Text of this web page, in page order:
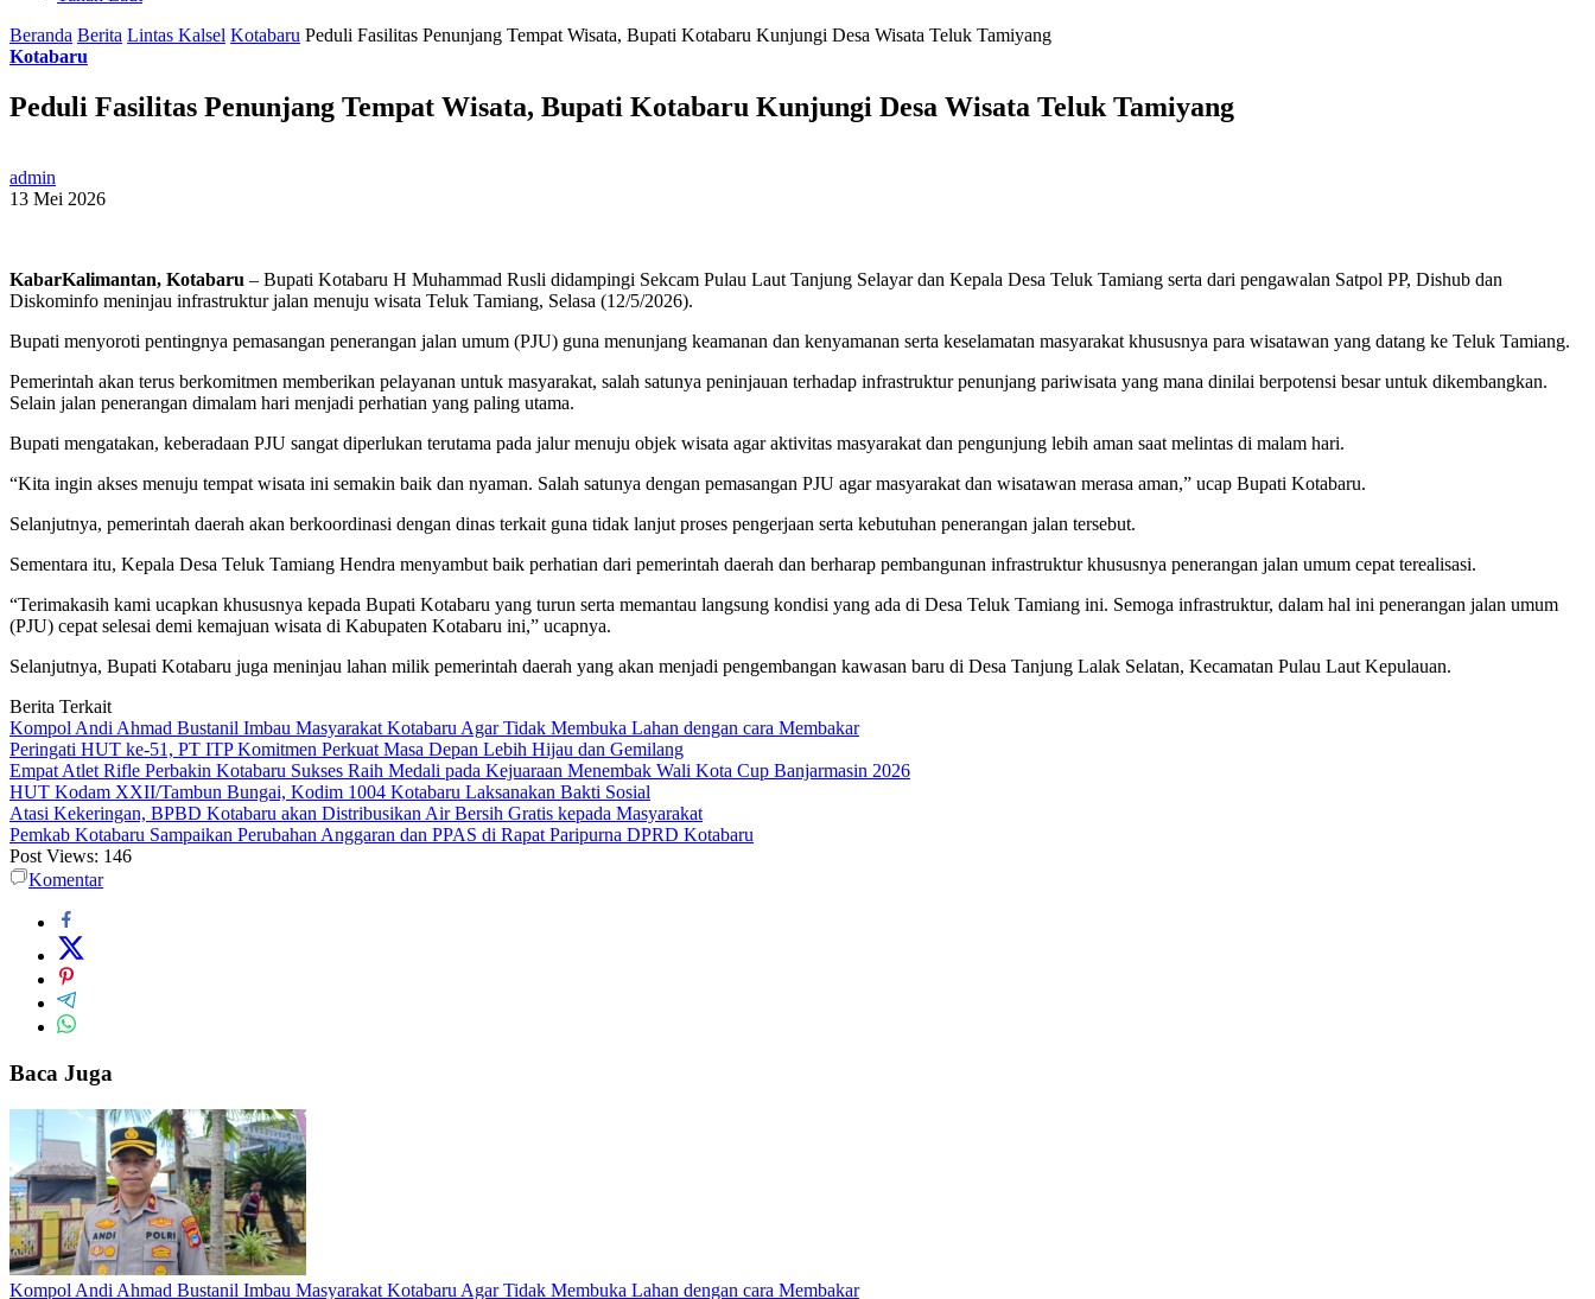
Beranda Berita Lintas Kalsel Kotabaru Peduli Fasilitas Penunjang Tempat Wisata, Bupati Kotabaru Kunjungi Desa Wisata Teluk Tamiyang
Kotabaru
Peduli Fasilitas Penunjang Tempat Wisata, Bupati Kotabaru Kunjungi Desa Wisata Teluk Tamiyang
admin
13 Mei 2026
KabarKalimantan, Kotabaru – Bupati Kotabaru H Muhammad Rusli didampingi Sekcam Pulau Laut Tanjung Selayar dan Kepala Desa Teluk Tamiang serta dari pengawalan Satpol PP, Dishub dan
Diskominfo meninjau infrastruktur jalan menuju wisata Teluk Tamiang, Selasa (12/5/2026).
Bupati menyoroti pentingnya pemasangan penerangan jalan umum (PJU) guna menunjang keamanan dan kenyamanan serta keselamatan masyarakat khususnya para wisatawan yang datang ke Teluk Tamiang.
Pemerintah akan terus berkomitmen memberikan pelayanan untuk masyarakat, salah satunya peninjauan terhadap infrastruktur penunjang pariwisata yang mana dinilai berpotensi besar untuk dikembangkan.
Selain jalan penerangan dimalam hari menjadi perhatian yang paling utama.
Bupati mengatakan, keberadaan PJU sangat diperlukan terutama pada jalur menuju objek wisata agar aktivitas masyarakat dan pengunjung lebih aman saat melintas di malam hari.
“Kita ingin akses menuju tempat wisata ini semakin baik dan nyaman. Salah satunya dengan pemasangan PJU agar masyarakat dan wisatawan merasa aman,” ucap Bupati Kotabaru.
Selanjutnya, pemerintah daerah akan berkoordinasi dengan dinas terkait guna tidak lanjut proses pengerjaan serta kebutuhan penerangan jalan tersebut.
Sementara itu, Kepala Desa Teluk Tamiang Hendra menyambut baik perhatian dari pemerintah daerah dan berharap pembangunan infrastruktur khususnya penerangan jalan umum cepat terealisasi.
“Terimakasih kami ucapkan khususnya kepada Bupati Kotabaru yang turun serta memantau langsung kondisi yang ada di Desa Teluk Tamiang ini. Semoga infrastruktur, dalam hal ini penerangan jalan umum
(PJU) cepat selesai demi kemajuan wisata di Kabupaten Kotabaru ini,” ucapnya.
Selanjutnya, Bupati Kotabaru juga meninjau lahan milik pemerintah daerah yang akan menjadi pengembangan kawasan baru di Desa Tanjung Lalak Selatan, Kecamatan Pulau Laut Kepulauan.
Berita Terkait
Kompol Andi Ahmad Bustanil Imbau Masyarakat Kotabaru Agar Tidak Membuka Lahan dengan cara Membakar
Peringati HUT ke-51, PT ITP Komitmen Perkuat Masa Depan Lebih Hijau dan Gemilang
Empat Atlet Rifle Perbakin Kotabaru Sukses Raih Medali pada Kejuaraan Menembak Wali Kota Cup Banjarmasin 2026
HUT Kodam XXII/Tambun Bungai, Kodim 1004 Kotabaru Laksanakan Bakti Sosial
Atasi Kekeringan, BPBD Kotabaru akan Distribusikan Air Bersih Gratis kepada Masyarakat
Pemkab Kotabaru Sampaikan Perubahan Anggaran dan PPAS di Rapat Paripurna DPRD Kotabaru
Post Views: 146
Komentar
Baca Juga
Kompol Andi Ahmad Bustanil Imbau Masyarakat Kotabaru Agar Tidak Membuka Lahan dengan cara Membakar